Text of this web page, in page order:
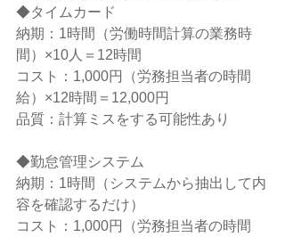
◆タイムカード
納期：1時間（労働時間計算の業務時
間）×10人＝12時間
コスト：1,000円（労務担当者の時間
給）×12時間＝12,000円
品質：計算ミスをする可能性あり
◆勤怠管理システム
納期：1時間（システムから抽出して内
容を確認するだけ）
コスト：1,000円（労務担当者の時間